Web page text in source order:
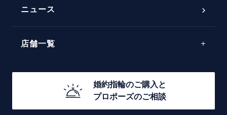
ラインメレ
モード
エレガント
30万円台～
20万円台～
10万円台～
ニュース
店舗一覧
婚約指輪のご購入と
プロポーズのご相談